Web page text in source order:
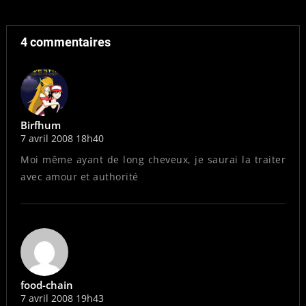
4 commentaires
Birfhum
7 avril 2008 18h40
Moi même ayant de long cheveux, je saurai la traiter
avec amour et authorité
food-chain
7 avril 2008 19h43